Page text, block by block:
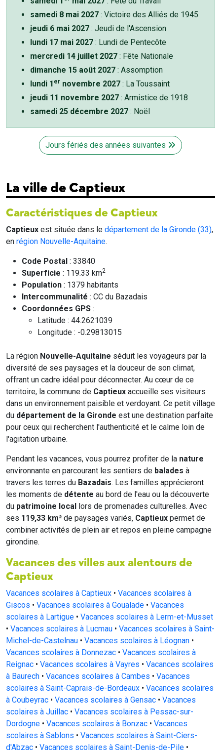
samedi 8 mai 2027 : Victoire des Alliés de 1945
jeudi 6 mai 2027 : Jeudi de l'Ascension
lundi 17 mai 2027 : Lundi de Pentecôte
mercredi 14 juillet 2027 : Fête Nationale
dimanche 15 août 2027 : Assomption
lundi 1 er novembre 2027 : La Toussaint
jeudi 11 novembre 2027 : Armistice de 1918
samedi 25 décembre 2027 : Noël
Jours fériés des années suivantes
La ville de Captieux
Caractéristiques de Captieux
Captieux est située dans le département de la Gironde (33),
en région Nouvelle-Aquitaine.
Code Postal : 33840
Superficie : 119.33 km2
Population : 1379 habitants
Intercommunalité : CC du Bazadais
Coordonnées GPS :
Latitude : 44.2621039
Longitude : -0.29813015
La région Nouvelle-Aquitaine séduit les voyageurs par la
diversité de ses paysages et la douceur de son climat,
offrant un cadre idéal pour déconnecter. Au cœur de ce
territoire, la commune de Captieux accueille ses visiteurs
dans un environnement paisible et verdoyant. Ce petit village
du département de la Gironde est une destination parfaite
pour ceux qui recherchent l'authenticité et le calme loin de
l'agitation urbaine.
Pendant les vacances, vous pourrez profiter de la nature
environnante en parcourant les sentiers de balades à
travers les terres du Bazadais. Les familles apprécieront
les moments de détente au bord de l'eau ou la découverte
du patrimoine local lors de promenades culturelles. Avec
ses 119,33 km² de paysages variés, Captieux permet de
combiner activités de plein air et repos en pleine campagne
girondine.
Vacances des villes aux alentours de
Captieux
Vacances scolaires à Captieux • Vacances scolaires à
Giscos • Vacances scolaires à Goualade • Vacances
scolaires à Lartigue • Vacances scolaires à Lerm-et-Musset
• Vacances scolaires à Lucmau • Vacances scolaires à Saint-
Michel-de-Castelnau • Vacances scolaires à Léognan •
Vacances scolaires à Donnezac • Vacances scolaires à
Reignac • Vacances scolaires à Vayres • Vacances scolaires
à Baurech • Vacances scolaires à Cambes • Vacances
scolaires à Saint-Caprais-de-Bordeaux • Vacances scolaires
à Coubeyrac • Vacances scolaires à Gensac • Vacances
scolaires à Juillac • Vacances scolaires à Pessac-sur-
Dordogne • Vacances scolaires à Bonzac • Vacances
scolaires à Sablons • Vacances scolaires à Saint-Ciers-
d'Abzac • Vacances scolaires à Saint-Denis-de-Pile •